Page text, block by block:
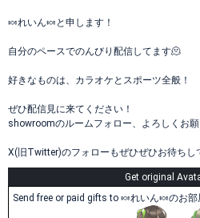
🍬れいん🍬と申します！
自分のペースでのんびり配信してます🫠
好きなものは、カラオケとスポーツ全般！
ぜひ配信見に来てください！
showroomのルームフォロー、よろしくお願
X(旧Twitter)のフォローもぜひぜひお待ちし
Get original
Send free or paid gifts to 🍬れいん🍬のお